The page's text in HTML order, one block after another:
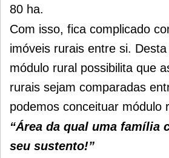
80 ha.
Com isso, fica complicado
imóveis rurais entre si.
módulo rural possibilita que
rurais sejam comparadas
podemos conceituar módulo
“Área da qual uma família
seu sustento!”